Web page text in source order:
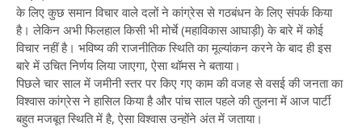
के लिए कुछ समान विचार वाले दलों ने कांग्रेस से गठबंधन के लिए संपर्क किया
है। लेकिन अभी फिलहाल किसी भी मोर्चे (महाविकास आघाड़ी) के बारे में कोई
विचार नहीं है। भविष्य की राजनीतिक स्थिति का मूल्यांकन करने के बाद ही इस
बारे में उचित निर्णय लिया जाएगा, ऐसा थॉमस ने बताया।
पिछले चार साल में जमीनी स्तर पर किए गए काम की वजह से वसई की जनता का
विश्वास कांग्रेस ने हासिल किया है और पांच साल पहले की तुलना में आज पार्टी
बहुत मजबूत स्थिति में है, ऐसा विश्वास उन्होंने अंत में जताया।